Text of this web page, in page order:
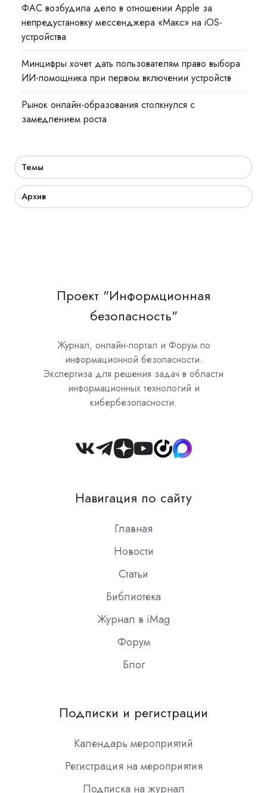
ФАС возбудила дело в отношении Apple за
непредустановку мессенджера «Макс» на iOS-
устройства
Минцифры хочет дать пользователям право выбора
ИИ-помощника при первом включении устройств
Рынок онлайн-образования столкнулся с
замедлением роста
Темы
Архив
Проект "Информционная
безопасность"
Журнал, онлайн-портал и Форум по
информационной безопасности.
Экспертиза для решения задач в области
информационных технологий и
кибербезопасности.
Join
Slack
Навигация по сайту
Главная
Новости
Статьи
Библиотека
Журнал в iMag
Форум
Блог
Подписки и регистрации
Календарь мероприятий
Регистрация на мероприятия
Подписка на журнал